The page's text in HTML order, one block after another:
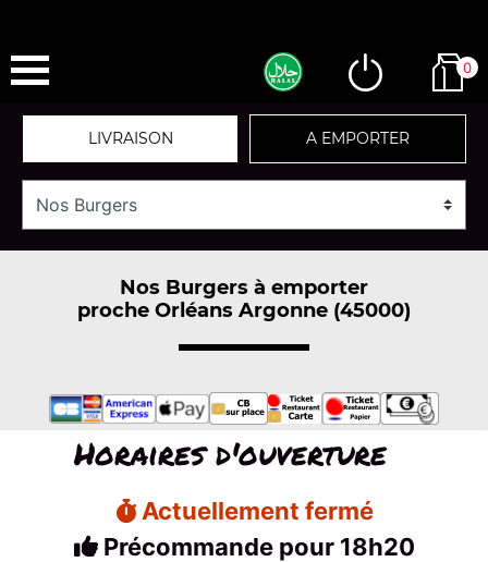
0
LIVRAISON A EMPORTER
Nos Burgers à emporter
proche Orléans Argonne (45000)
Horaires d'ouverture
Actuellement fermé
Précommande pour 18h20